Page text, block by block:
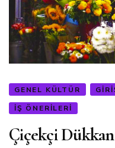
GENEL KÜLTÜR
İŞ ÖNERILERI
Çiçekçi